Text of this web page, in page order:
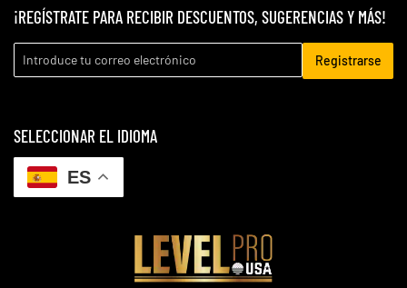
¡REGÍSTRATE PARA RECIBIR DESCUENTOS, SUGERENCIAS Y MÁS!
Registrarse
SELECCIONAR EL IDIOMA
ES